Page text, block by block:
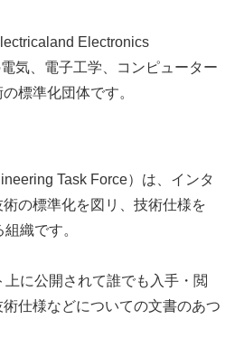
Electronics
気、電子工学、コンピューター
標準化団体です。
Task Force）は、インタ
の標準化を図リ、技術仕様を
織です。
に公開されて誰でも入手・閲
仕様などについての文書のあつ